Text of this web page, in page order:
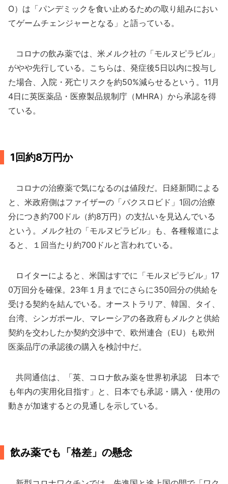
O）は「パンデミックを食い止めるための取り組みにおい
てゲームチェンジャーとなる」と語っている。
コロナの飲み薬では、米メルク社の「モルヌピラビル」
がやや先行している。こちらは、発症後5日以内に投与し
た場合、入院・死亡リスクを約50%減らせるという。11月
4日に英医薬品・医療製品規制庁（MHRA）から承認を得
ている。
1回約8万円か
コロナの治療薬で気になるのは値段だ。日経新聞による
と、米政府側はファイザーの「パクスロビド」1回の治療
分につき約700ドル（約8万円）の支払いを見込んでいる
という。メルク社の「モルヌピラビル」も、各種報道によ
ると、１回当たり約700ドルと言われている。
ロイターによると、米国はすでに「モルヌピラビル」17
0万回分を確保。23年１月までにさらに350回分の供給を
受ける契約を結んでいる。オーストラリア、韓国、タイ、
台湾、シンガポール、マレーシアの各政府もメルクと供給
契約を交わしたか契約交渉中で、欧州連合（EU）も欧州
医薬品庁の承認後の購入を検討中だ。
共同通信は、「英、コロナ飲み薬を世界初承認 日本で
も年内の実用化目指す」と、日本でも承認・購入・使用の
動きが加速するとの見通しを示している。
飲み薬でも「格差」の懸念